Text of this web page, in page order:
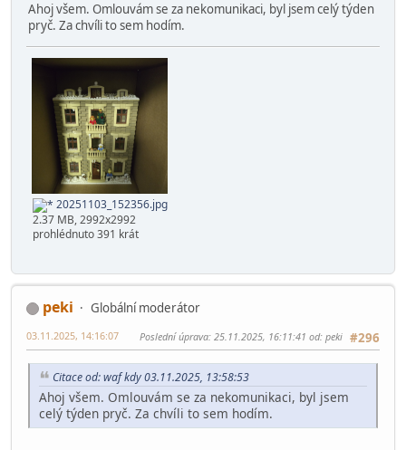
Ahoj všem. Omlouvám se za nekomunikaci, byl jsem celý týden
pryč. Za chvíli to sem hodím.
20251103_152356.jpg
2.37 MB, 2992x2992
prohlédnuto 391 krát
peki
Globální moderátor
#296
03.11.2025, 14:16:07 Poslední úprava: 25.11.2025, 16:11:41 od: peki
Citace od: waf kdy 03.11.2025, 13:58:53
Ahoj všem. Omlouvám se za nekomunikaci, byl jsem
celý týden pryč. Za chvíli to sem hodím.